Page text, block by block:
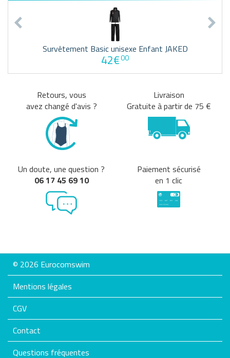
Survêtement Basic unisexe Enfant JAKED
42€00
Retours, vous
avez changé d'avis ?
Livraison
Gratuite à partir de 75 €
Un doute, une question ?
06 17 45 69 10
Paiement sécurisé
en 1 clic
© 2026 Eurocomswim
Mentions légales
CGV
Contact
Questions fréquentes